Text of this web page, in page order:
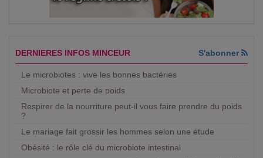
DERNIERES INFOS MINCEUR S'abonner
Le microbiotes : vive les bonnes bactéries
Microbiote et perte de poids
Respirer de la nourriture peut-il vous faire prendre du poids
?
Le mariage fait grossir les hommes selon une étude
Obésité : le rôle clé du microbiote intestinal